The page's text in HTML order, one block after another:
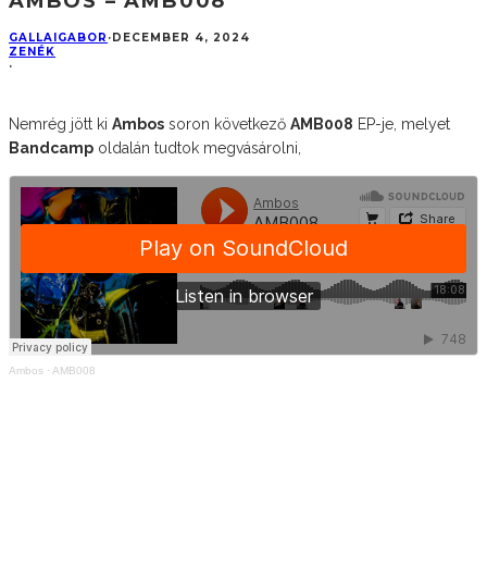
GALLAIGABOR · DECEMBER 4, 2024
ZENÉK
·
Nemrég jött ki Ambos soron következő AMB008 EP-je, melyet
Bandcamp oldalán tudtok megvásárolni,
Ambos · AMB008